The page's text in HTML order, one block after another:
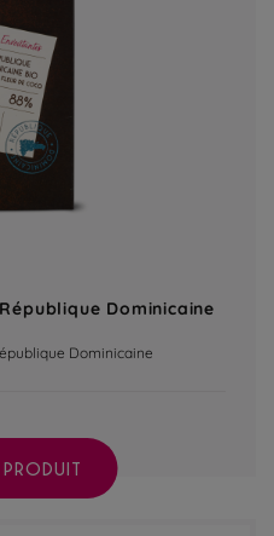
Dominicaine
Dominicaine